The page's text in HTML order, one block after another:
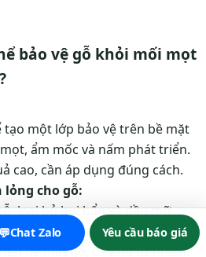
bảo vệ gỗ khỏi mối mọt
tạo một lớp bảo vệ trên bề mặt
ẩm mốc và nấm phát triển.
cao, cần áp dụng đúng cách.
cho gỗ:
loại bỏ bụi bẩn và dầu mỡ.
lỏng với nước theo tỷ lệ 1:5.
bề mặt gỗ, để khô tự nhiên.
💬Chat Zalo Yêu cầu báo giá